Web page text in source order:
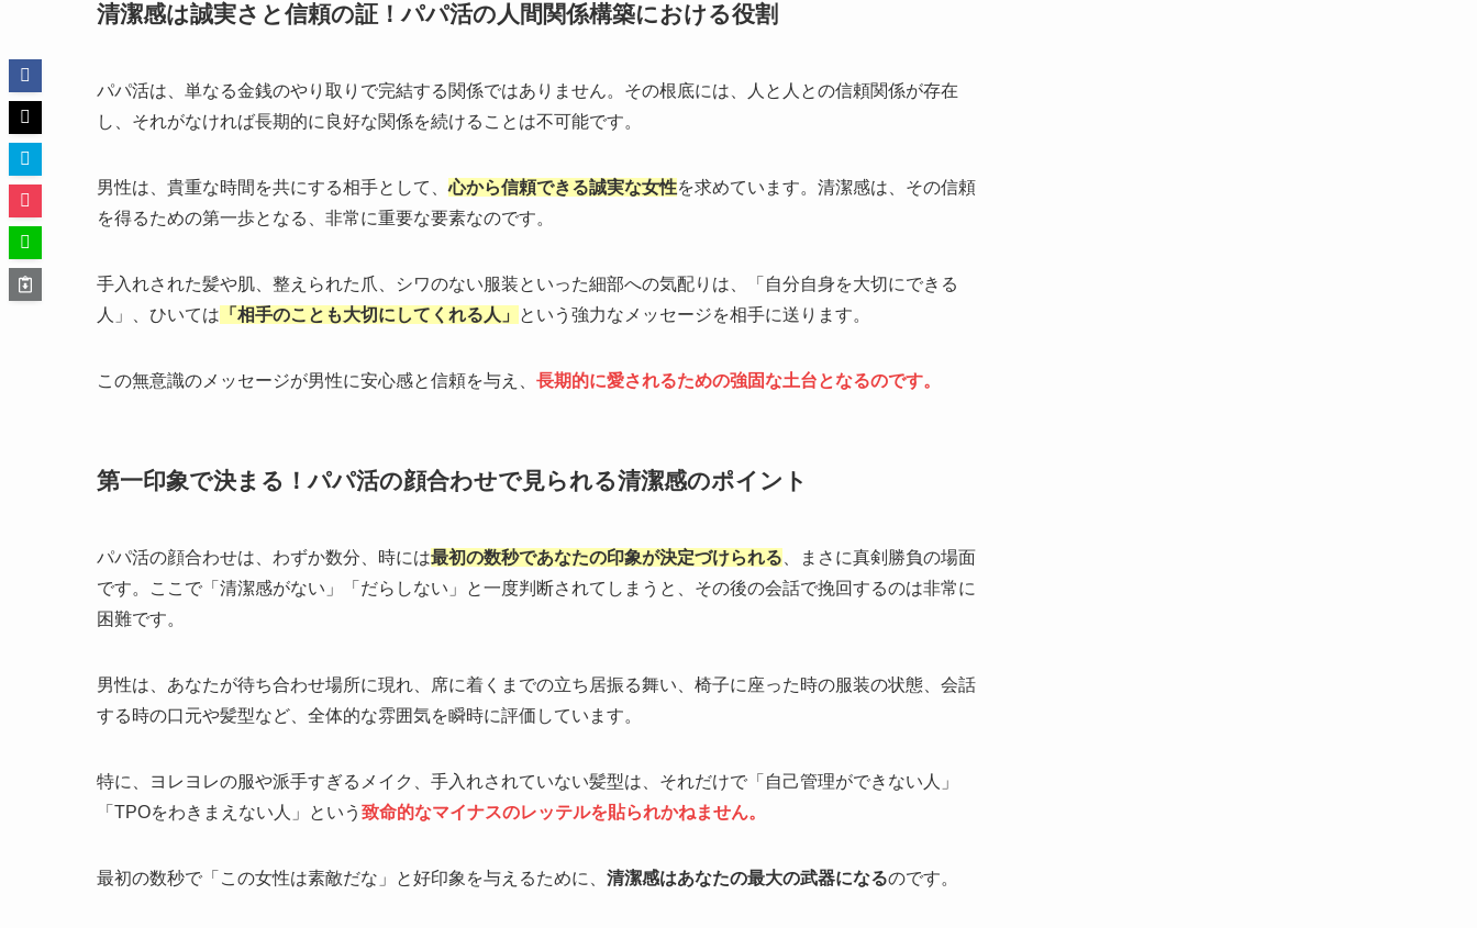
清潔感は誠実さと信頼の証！パパ活の人間関係構築における役割
パパ活は、単なる金銭のやり取りで完結する関係ではありません。その根底には、人と人との信頼関係が存在
し、それがなければ長期的に良好な関係を続けることは不可能です。
男性は、貴重な時間を共にする相手として、心から信頼できる誠実な女性を求めています。清潔感は、その信頼
を得るための第一歩となる、非常に重要な要素なのです。
手入れされた髪や肌、整えられた爪、シワのない服装といった細部への気配りは、「自分自身を大切にできる
人」、ひいては 「相手のことも大切にしてくれる人」 という強力なメッセージを相手に送ります。
この無意識のメッセージが男性に安心感と信頼を与え、 長期的に愛されるための強固な土台となるのです。
第一印象で決まる！パパ活の顔合わせで見られる清潔感のポイント
パパ活の顔合わせは、わずか数分、時には最初の数秒であなたの印象が決定づけられる 、まさに真剣勝負の場面
です。ここで「清潔感がない」「だらしない」と一度判断されてしまうと、その後の会話で挽回するのは非常に
困難です。
男性は、あなたが待ち合わせ場所に現れ、席に着くまでの立ち居振る舞い、椅子に座った時の服装の状態、会話
する時の口元や髪型など、全体的な雰囲気を瞬時に評価しています。
特に、ヨレヨレの服や派手すぎるメイク、手入れされていない髪型は、それだけで「自己管理ができない人」
「TPOをわきまえない人」という 致命的なマイナスのレッテルを貼られかねません。
最初の数秒で「この女性は素敵だな」と好印象を与えるために、 清潔感はあなたの最大の武器になるのです。